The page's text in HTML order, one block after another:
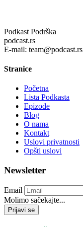
Podkast Podrška
podcast.rs
E-mail: team@podcast.rs
Stranice
Početna
Lista Podkasta
Epizode
Blog
O nama
Kontakt
Uslovi privatnosti
Opšti uslovi
Newsletter
Email
Molimo sačekajte...
Prijavi se